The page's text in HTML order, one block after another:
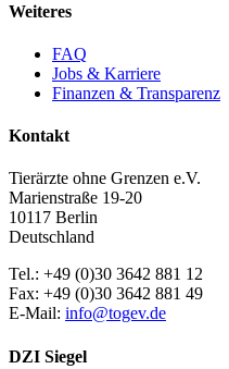
Weiteres
FAQ
Jobs & Karriere
Finanzen & Transparenz
Kontakt
Tierärzte ohne Grenzen e.V.
Marienstraße 19-20
10117 Berlin
Deutschland
Tel.: +49 (0)30 3642 881 12
Fax: +49 (0)30 3642 881 49
E-Mail: info@togev.de
DZI Siegel